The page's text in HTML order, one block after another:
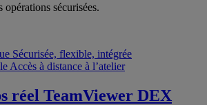
sécurisées.
Sécurisée, flexible, intégrée
Accès à distance à l’atelier
réel TeamViewer DEX